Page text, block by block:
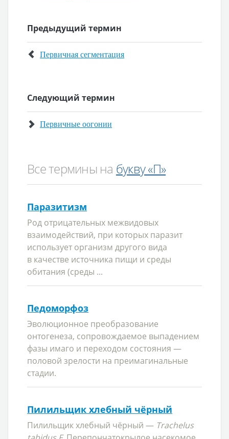
Предыдущий термин
Первичная сегментация
Следующий термин
Первичные оогонии
Все термины на букву «П»
Паразитизм
Род отрицательных межвидовых
взаимодействий, при которых паразит
использует организм другого вида
в качестве источника пищи и среды
обитания (среды ...
Педоморфоз
Эволюционное преобразование
онтогенеза, сопровождаемое выпадением
фазы имаго и переходом состояния —
половой зрелости на преимагинальные
стадии.
Пилильщик хлебный чёрный
Пилильщик хлебный чёрный — Trachelus